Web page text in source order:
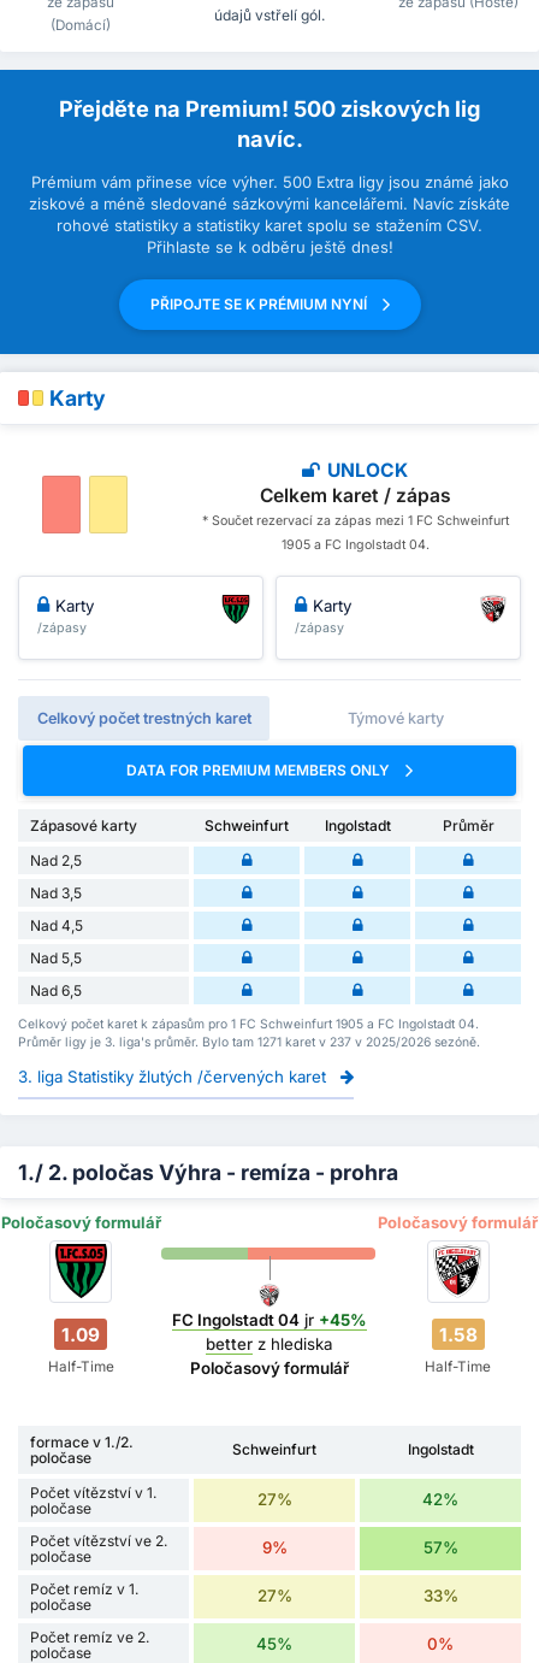
(Domácí)
údajů vstřelí gól.
Přejděte na Premium! 500 ziskových lig
navíc.
Prémium vám přinese více výher. 500 Extra ligy jsou známé jako
ziskové a méně sledované sázkovými kancelářemi. Navíc získáte
rohové statistiky a statistiky karet spolu se stažením CSV.
Přihlaste se k odběru ještě dnes!
PŘIPOJTE SE K PRÉMIUM NYNÍ
Karty
UNLOCK
Celkem karet / zápas
* Součet rezervací za zápas mezi 1 FC Schweinfurt
1905 a FC Ingolstadt 04.
Karty
/zápasy
Karty
/zápasy
Celkový počet trestných karet Týmové karty
DATA FOR PREMIUM MEMBERS ONLY
Zápasové karty Schweinfurt Ingolstadt
Průměr
Nad 2,5
Nad 3,5
Nad 4,5
Nad 5,5
Nad 6,5
Celkový počet karet k zápasům pro 1 FC Schweinfurt 1905 a FC Ingolstadt 04.
Průměr ligy je 3. liga's průměr. Bylo tam 1271 karet v 237 v 2025/2026 sezóně.
3. liga Statistiky žlutých /červených karet
1./ 2. poločas Výhra - remíza - prohra
Poločasový formulář Poločasový formulář
1.09
Half-Time
FC Ingolstadt 04jr +45%
better z hlediska
Poločasový formulář
1.58
Half-Time
formace v 1./2.
poločase
Schweinfurt Ingolstadt
Počet vítězství v 1.
poločase
27% 42%
Počet vítězství ve 2.
poločase
9% 57%
Počet remíz v 1.
poločase
27% 33%
Počet remíz ve 2.
poločase
45% 0%